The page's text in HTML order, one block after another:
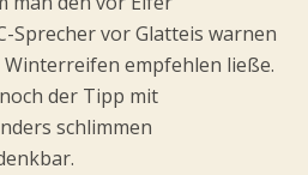
Sprecher vor Glatteis warnen
empfehlen ließe.
der Tipp mit
schlimmen